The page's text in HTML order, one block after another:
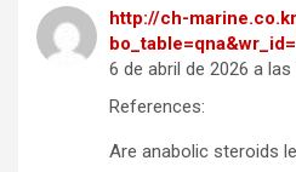
http://ch-
6 de abril de 2026 a las
References:
Are anabolic steroids